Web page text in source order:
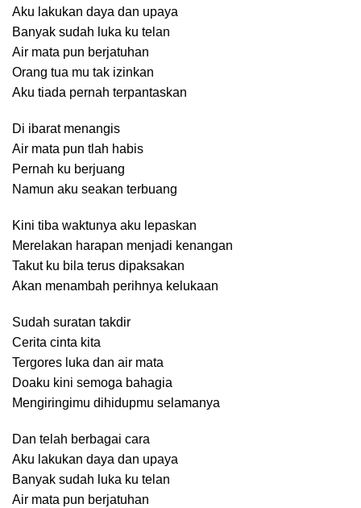
Aku lakukan daya dan upaya
Banyak sudah luka ku telan
Air mata pun berjatuhan
Orang tua mu tak izinkan
Aku tiada pernah terpantaskan
Di ibarat menangis
Air mata pun tlah habis
Pernah ku berjuang
Namun aku seakan terbuang
Kini tiba waktunya aku lepaskan
Merelakan harapan menjadi kenangan
Takut ku bila terus dipaksakan
Akan menambah perihnya kelukaan
Sudah suratan takdir
Cerita cinta kita
Tergores luka dan air mata
Doaku kini semoga bahagia
Mengiringimu dihidupmu selamanya
Dan telah berbagai cara
Aku lakukan daya dan upaya
Banyak sudah luka ku telan
Air mata pun berjatuhan